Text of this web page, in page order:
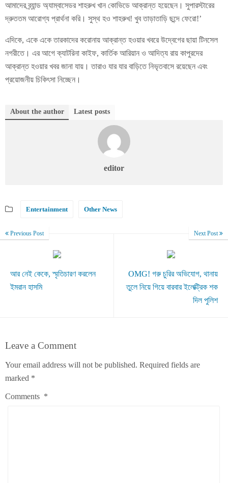
আমাদের ব্র্যান্ড অ্যাম্বাসেডর শাহরুখ খান কোভিডে আক্রান্ত হয়েছেন। সুপারস্টারের
দ্রুততম আরোগ্য প্রার্থনা করি। সুস্থ হও শাহরুখ! খুব তাড়াতাড়ি ছন্দে ফেরো!’
এদিকে, একে একে তারকাদের করোনায় আক্রান্ত হওয়ার খবরে উদ্বেগের ছায়া টিনসেল
নগরীতে। এর আগে ক্যাটরিনা কাইফ, কার্তিক আরিয়ান ও আদিত্য রায় কাপুরদের
আক্রান্ত হওয়ার খবর জানা যায়। তারাও যার যার বাড়িতে নিভৃতবাসে রয়েছেন এবং
প্রয়োজনীয় চিকিৎসা নিচ্ছেন।
About the author Latest posts
editor
Entertainment Other News
Previous Post
আর নেই কেকে, স্মৃতিচারণ করলেন
ইমরান হাসমি
Next Post
OMG! গরু চুরির অভিযোগ, থানায়
তুলে নিয়ে গিয়ে বারবার ইলেক্ট্রিক শক
দিল পুলিশ
Leave a Comment
Your email address will not be published. Required fields are
marked *
Comments *